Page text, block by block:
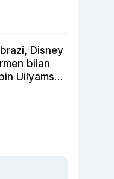
Disney
bilan
Uilyams